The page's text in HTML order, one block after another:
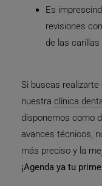
Es
revisiones
de las
Si buscas
nuestra clínica
disponemos como
avances técnicos,
más preciso y la
¡Agenda ya tu